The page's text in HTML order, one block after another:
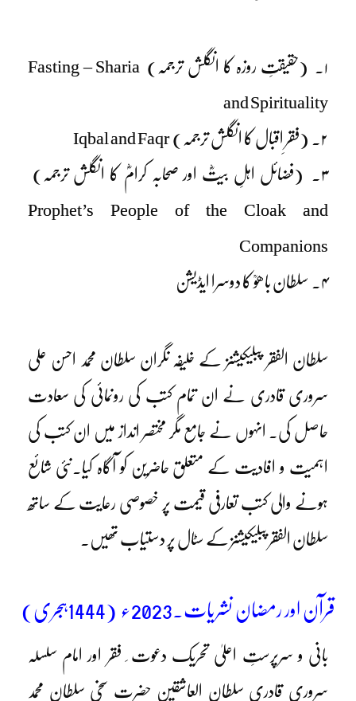
۱۔ (حقیقتِ روزہ کا انگلش ترجمہ) Fasting – Sharia
and Spirituality
۲۔ (فقرِ اقبال کا انگلش ترجمہ) Iqbal and Faqr
۳۔ (فضائل اہلِ بیتؓ اور صحابہ کرامؓ کا انگلش ترجمہ)
Prophet’s People of the Cloak and
Companions
۴۔ سلطان باھوؒ کا دوسرا ایڈیشن
سلطان الفقر پبلیکیشنز کے خلیفہ نگران سلطان محمد احسن علی
سروری قادری نے ان تمام کتب کی رونمائی کی سعادت
حاصل کی۔ انہوں نے جامع مگر مختصر انداز میں ان کتب کی
اہمیت و افادیت کے متعلق حاضرین کو آگاہ کیا۔نئی شائع
ہونے والی کتب تعارفی قیمت پر خصوصی رعایت کے ساتھ
سلطان الفقر پبلیکیشنز کے سٹال پر دستیاب تھیں۔
قرآن اور رمضان نشریات۔2023ء (1444ہجری)
بانی و سرپرستِ اعلیٰ تحریک دعوت ِ فقر اور امام سلسلہ
سروری قادری سلطان العاشقین حضرت سخی سلطان محمد